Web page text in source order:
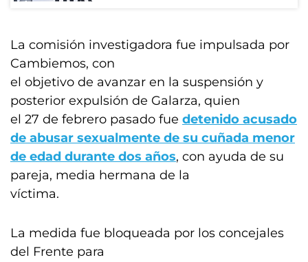
La comisión investigadora fue impulsada por
Cambiemos, con
el objetivo de avanzar en la suspensión y
posterior expulsión de Galarza, quien
el 27 de febrero pasado fue detenido acusado
de abusar sexualmente de su cuñada menor
de edad durante dos años, con ayuda de su
pareja, media hermana de la
víctima.
La medida fue bloqueada por los concejales
del Frente para